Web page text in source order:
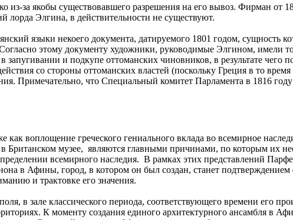
за якобы существовавшего разрешения на его вывоз. Фирман от
лорда Элгина, в действительности не существуют.
языки некоего документа, датируемого 1801 годом, сущность
этому документу художники, руководимые Элгином, имели
и подкупе оттоманских чиновников, в результате чего
со стороны оттоманских властей (поскольку Греция в то
Примечательно, что Специальный комитет Парламента в 1816
воплощение греческого гениального вклада во всемирное
Британском музее, являются главными причинами, по которым их
всемирного наследия. В рамках этих представлений
в Афины, город, в котором он был создан, станет подтверждением
и трактовке его значения.
в зале классического периода, соответствующего времени его
К моменту создания единого архитектурного ансамбля в